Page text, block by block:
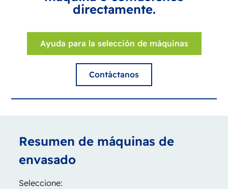
directamente.
Ayuda para la selección de máquinas
Contáctanos
Resumen de máquinas de
envasado
Seleccione: